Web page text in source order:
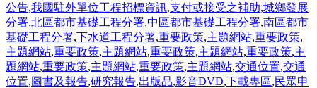
公告,我國駐外單位工程招標資訊,支付或接受之補助,城鄉發展
分署,北區都市基礎工程分署,中區都市基礎工程分署,南區都市
基礎工程分署,下水道工程分署,重要政策,主題網站,重要政策,
主題網站,重要政策,主題網站,重要政策,主題網站,重要政策,主
題網站,重要政策,主題網站,重要政策,主題網站,交通位置,交通
位置,圖書及報告,研究報告,出版品,影音DVD,下載專區,民眾申